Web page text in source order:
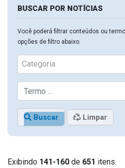
Exibindo 141-160 de 651 itens.
BUSCAR POR NOTÍCIAS
Você poderá filtrar conteúdos ou
opções de filtro abaixo.
Categoria
Buscar Limpar